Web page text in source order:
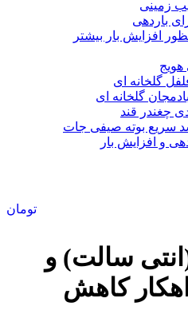
زمینی
باردهی
افزایش بار بیشتر
هویج
گلخانه ای
گلخانه ای
چغندر قند
سریع بوته صیفی جات
و افزایش بار
تومان
سالت) و
۵ راهکار کاهش